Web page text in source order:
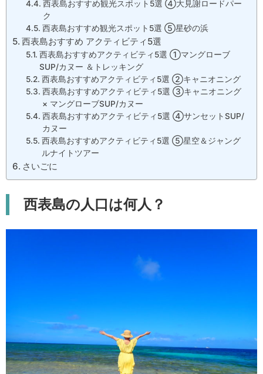
西表島おすすめ観光スポット5選 ④大見謝ロードパー
ク
西表島おすすめ観光スポット5選 ⑤星砂の浜
西表島おすすめ アクティビティ5選
西表島おすすめアクティビティ5選 ①マングローブ
SUP/カヌー ＆トレッキング
西表島おすすめアクティビティ5選 ②キャニオニング
西表島おすすめアクティビティ5選 ③キャニオニング
× マングローブSUP/カヌー
西表島おすすめアクティビティ5選 ④サンセットSUP/
カヌー
西表島おすすめアクティビティ5選 ⑤星空＆ジャング
ルナイトツアー
さいごに
西表島の人口は何人？